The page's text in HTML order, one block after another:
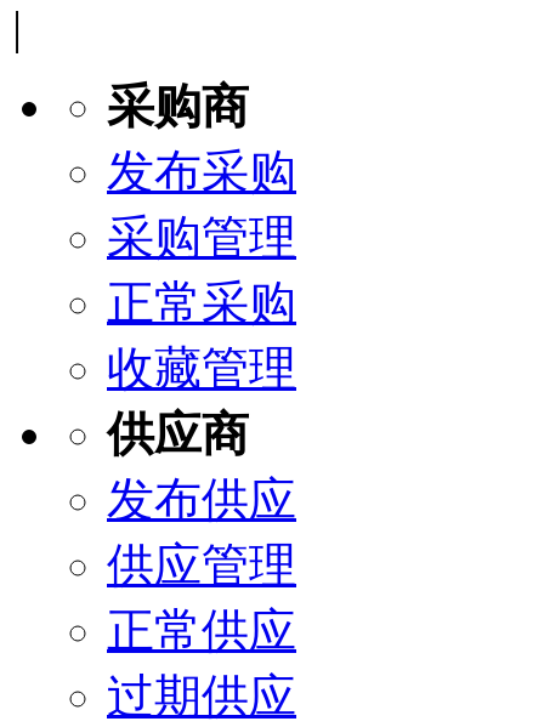
|
采购商
发布采购
采购管理
正常采购
收藏管理
供应商
发布供应
供应管理
正常供应
过期供应